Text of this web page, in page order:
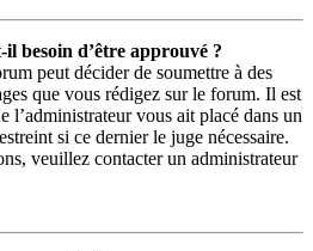
besoin d’être approuvé ?
peut décider de soumettre à des
que vous rédigez sur le forum. Il est
l’administrateur vous ait placé dans un
si ce dernier le juge nécessaire.
veuillez contacter un administrateur